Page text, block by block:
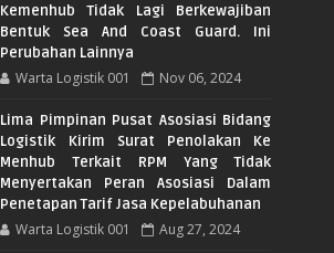
Kemenhub Tidak Lagi Berkewajiban
Bentuk Sea And Coast Guard. Ini
Perubahan Lainnya
Warta Logistik 001 Nov 06, 2024
Lima Pimpinan Pusat Asosiasi Bidang
Logistik Kirim Surat Penolakan Ke
Menhub Terkait RPM Yang Tidak
Menyertakan Peran Asosiasi Dalam
Penetapan Tarif Jasa Kepelabuhanan
Warta Logistik 001 Aug 27, 2024